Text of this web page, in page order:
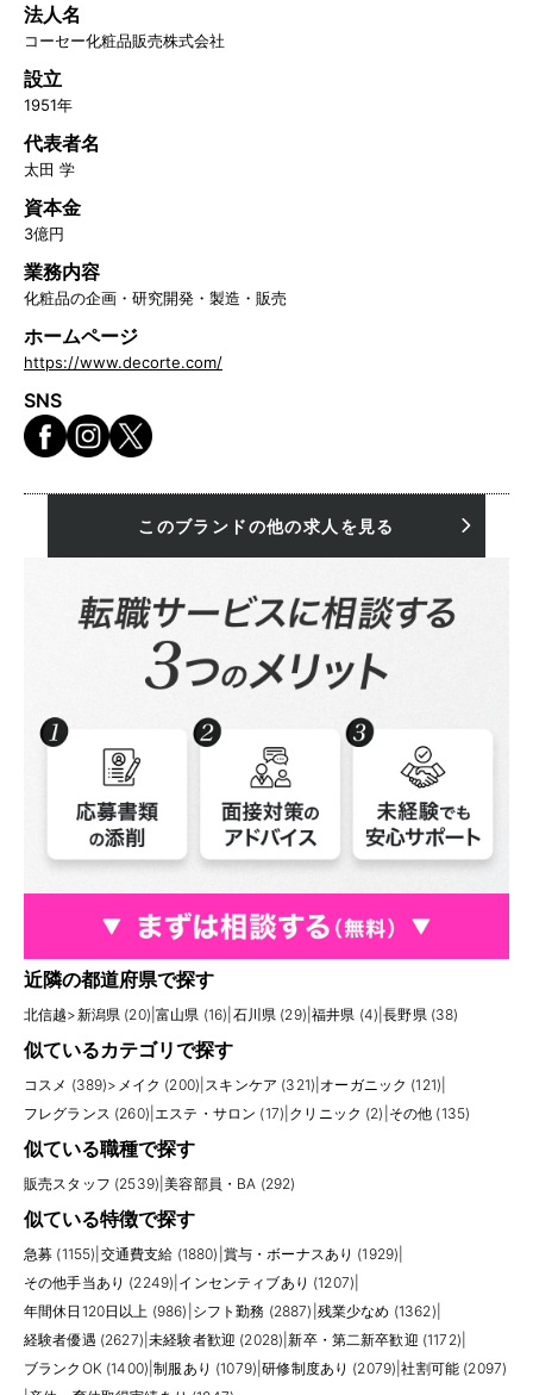
法人名
コーセー化粧品販売株式会社
設立
1951年
代表者名
太田 学
資本金
3億円
業務内容
化粧品の企画・研究開発・製造・販売
ホームページ
https://www.decorte.com/
SNS
このブランドの他の求人を見る
近隣の都道府県で探す
北信越>新潟県 (20) |富山県 (16) 石川県 (29) |福井県 (4) |長野県 (38)
似ているカテゴリで探す
コスメ (389)> メイク (200) スキンケア (321) オーガニック (121)
フレグランス (260) |エステ・サロン (17) クリニック (2) その他 (135)
似ている職種で探す
販売スタッフ (2539) |美容部員・BA (292)
似ている特徴で探す
急募 (1155) 交通費支給 (1880) 賞与・ボーナスあり (1929)
その他手当あり (2249) インセンティブあり (1207)
年間休日120日以上 (986) シフト勤務 (2887) 残業少なめ (1362)
経験者優遇 (2627) |未経験者歓迎 (2028) |新卒・第二新卒歓迎 (1172)
ブランクOK (1400) |制服あり (1079) |研修制度あり (2079) |社割可能 (2097)